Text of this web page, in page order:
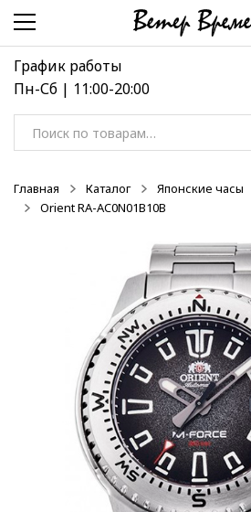
Перейти
навигации
Перейти
содержимому
График работы
Пн-Сб | 11:00-20:00
Искать:
Главная Каталог Японские часы
Orient RA-AC0N01B10B